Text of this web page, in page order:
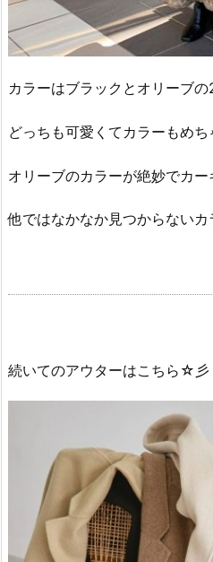
カラーはブラックとオリーブ
どっちも可愛くてカラーもめち
オリーブのカラーが絶妙でカー
他ではなかなか見つからない
続いてのアウターはこちら☆彡